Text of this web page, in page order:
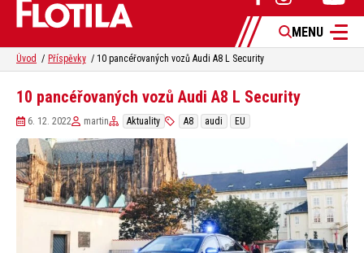
MENU
Úvod Příspěvky 10 pancéřovaných vozů Audi A8 L Security
10 pancéřovaných vozů Audi A8 L Security
6. 12. 2022 martin Aktuality A8 audi EU